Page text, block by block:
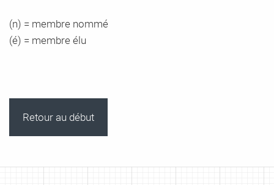
(n) = membre nommé
(é) = membre élu
Retour au début